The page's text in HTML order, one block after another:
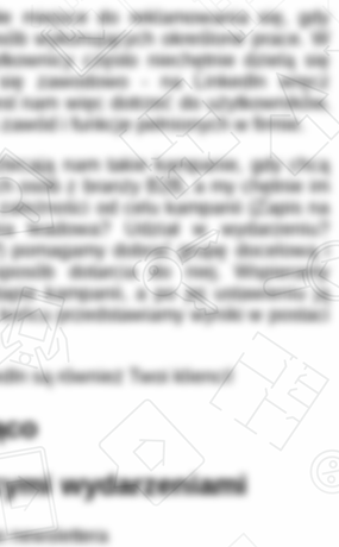
miejsce do reklamowania się, gdy
wykonujących określone prace. W
często niechętnie dzielą się
zawodowo - na LinkedIn wręcz
nam więc dotrzeć do użytkowników,
i funkcje pełnionych w firmie.
nam takie kampanie, gdy chcą
osób z branży B2B, a my chętnie im
od celu kampanii (Zapis na
leadowa? Udział w wydarzeniu?
pomagamy dobrać grupę docelową i
dotarcia do niej. Wspieramy
kampanii, a po jej ustawieniu ją
przedstawiamy wyniki w postaci
są również Twoi klienci!
wydarzeniami
newslettera